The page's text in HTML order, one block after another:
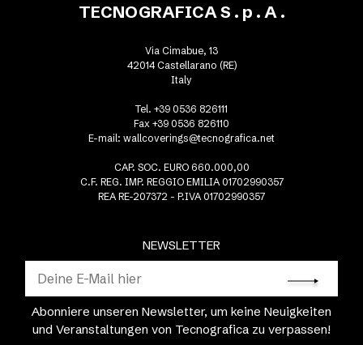
NEWSLETTER
Abonniere unseren Newsletter, um keine Neuigkeiten
und Veranstaltungen von Tecnografica zu verpassen!
TECNOGRAFICA S . p . A .
Via Cimabue, 13
42014 Castellarano (RE)
Italy
Tel. +39 0536 826111
Fax +39 0536 826110
E-mail: wallcoverings@tecnografica.net
CAP. SOC. EURO 660.000,00
C.F. REG. IMP. REGGIO EMILIA 01702990357
REA RE-207372 - P.IVA 01702990357